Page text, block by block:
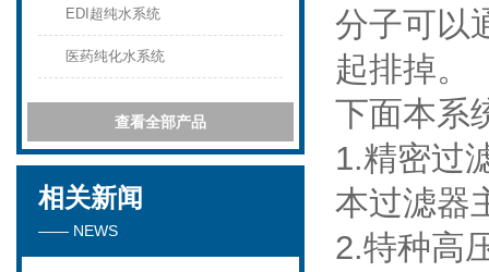
分子可以
起排掉。
下面本系
1.精密过
本过滤器
2.特种高
EDI超纯水系统
医药纯化水系统
查看全部产品
相关新闻
—— NEWS